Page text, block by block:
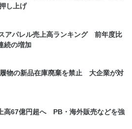
し上げ
アパレル売上高ランキング 前年度比
続の増加
物の新品在庫廃棄を禁止 大企業が対
高67億円超へ PB・海外販売などを強